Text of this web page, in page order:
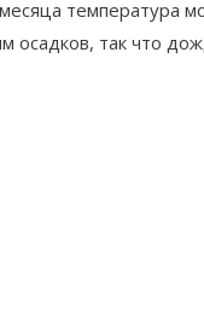
температура
так что